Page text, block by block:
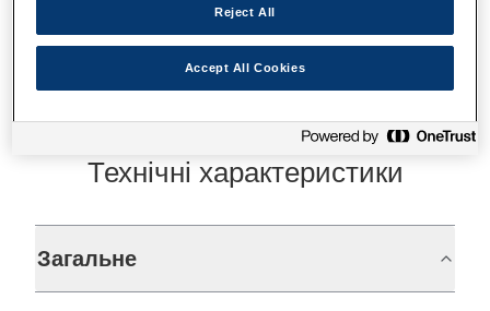
Де купити
Технічні характеристики
Загальне
Reject All
Accept All Cookies